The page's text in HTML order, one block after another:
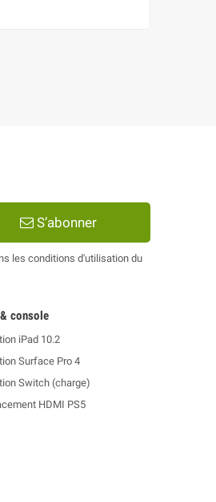
S’abonner
les conditions d'utilisation du
console
iPad 10.2
Surface Pro 4
Switch (charge)
HDMI PS5